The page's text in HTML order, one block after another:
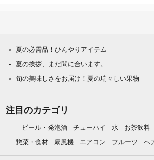
夏の必需品！ひんやりアイテム
夏の挨拶、まだ間に合います。
旬の美味しさをお届け！夏の瑞々しい果物
注目のカテゴリ
ビール・発泡酒 チューハイ 水 お茶飲料
惣菜・食材
扇風機 エアコン フルーツ ヘ